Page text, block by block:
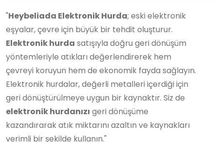
"Heybeliada Elektronik Hurda; eski elektronik
eşyalar, çevre için büyük bir tehdit oluşturur.
Elektronik hurda satışıyla doğru geri dönüşüm
yöntemleriyle atıkları değerlendirerek hem
çevreyi koruyun hem de ekonomik fayda sağlayın.
Elektronik hurdalar, değerli metalleri içerdiği için
geri dönüştürülmeye uygun bir kaynaktır. Siz de
elektronik hurdanızı geri dönüşüme
kazandırarak atık miktarını azaltın ve kaynakları
verimli bir şekilde kullanın."